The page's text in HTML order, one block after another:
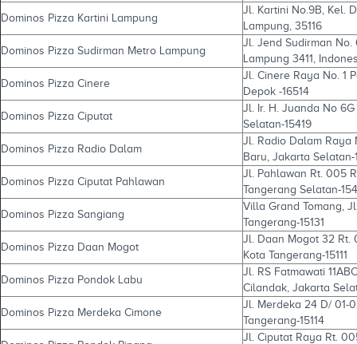
Dominos Pizza Kartini Lampung
Jl. Kartini No.9B, Kel.
Lampung, 35116
Dominos Pizza Sudirman Metro Lampung
Jl. Jend Sudirman No.
Lampung 3411,
Dominos Pizza Cinere
Jl. Cinere Raya No. 1
Depok -16514
Dominos Pizza Ciputat
Jl. Ir. H. Juanda No
Selatan-15419
Dominos Pizza Radio Dalam
Jl. Radio Dalam Raya
Baru, Jakarta Selatan-
Dominos Pizza Ciputat Pahlawan
Jl. Pahlawan Rt. 005
Tangerang Selatan-
Dominos Pizza Sangiang
Villa Grand Tomang,
Tangerang-15131
Dominos Pizza Daan Mogot
Jl. Daan Mogot 32 Rt.
Kota Tangerang-15111
Dominos Pizza Pondok Labu
Jl. RS Fatmawati
Cilandak, Jakarta
Dominos Pizza Merdeka Cimone
Jl. Merdeka 24 D/ 01-
Tangerang-15114
Jl. Ciputat Raya Rt.